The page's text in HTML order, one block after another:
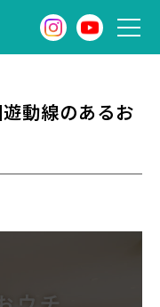
動線のあるお